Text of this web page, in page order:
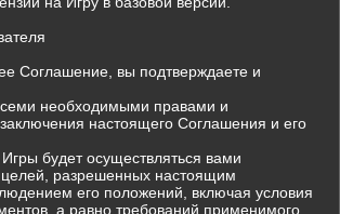
Соглашение, вы подтверждаете и
необходимыми правами и
настоящего Соглашения и его
будет осуществляться вами
целей, разрешенных настоящим
его положений, включая условия
а равно требований применимого